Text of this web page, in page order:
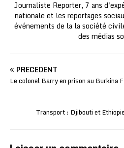
Journaliste Reporter, 7 ans
nationale et les reportages
événements de la la société
des médias
PRÉCÉDENT
Le colonel Barry en prison au Burkina
Transport : Djibouti et